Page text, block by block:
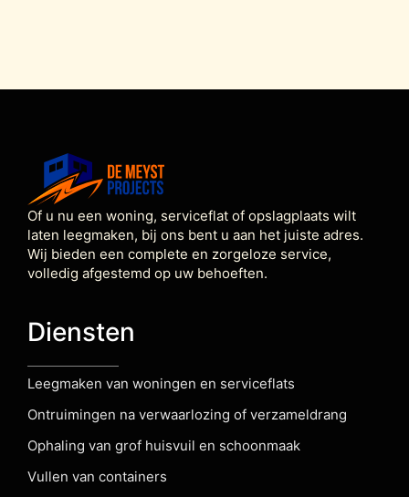
Of u nu een woning, serviceflat of opslagplaats wilt
laten leegmaken, bij ons bent u aan het juiste adres.
Wij bieden een complete en zorgeloze service,
volledig afgestemd op uw behoeften.
Diensten
Leegmaken van woningen en serviceflats
Ontruimingen na verwaarlozing of verzameldrang
Ophaling van grof huisvuil en schoonmaak
Vullen van containers